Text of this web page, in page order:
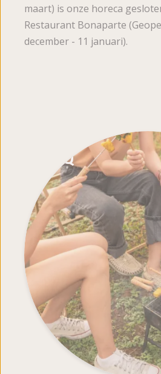
maart) is onze horeca
Restaurant Bonaparte
december - 11 januari).
BBQ